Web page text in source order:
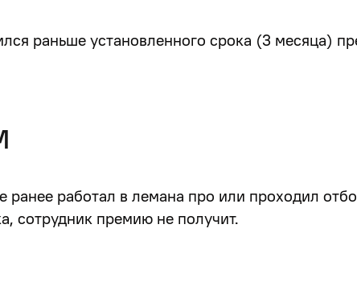
раньше установленного срока (3 месяца)
работал в лемана про или проходил
сотрудник премию не получит.